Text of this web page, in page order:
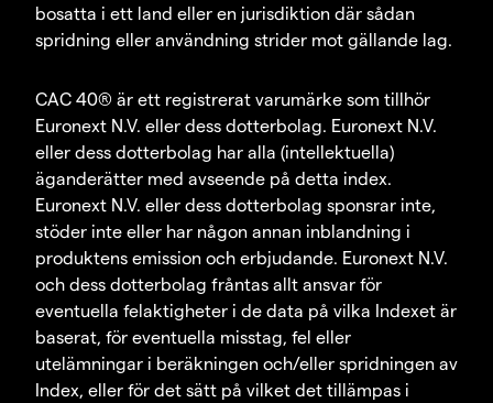
bosatta i ett land eller en jurisdiktion där sådan
spridning eller användning strider mot gällande lag.
CAC 40® är ett registrerat varumärke som tillhör
Euronext N.V. eller dess dotterbolag. Euronext N.V.
eller dess dotterbolag har alla (intellektuella)
äganderätter med avseende på detta index.
Euronext N.V. eller dess dotterbolag sponsrar inte,
stöder inte eller har någon annan inblandning i
produktens emission och erbjudande. Euronext N.V.
och dess dotterbolag fråntas allt ansvar för
eventuella felaktigheter i de data på vilka Indexet är
baserat, för eventuella misstag, fel eller
utelämningar i beräkningen och/eller spridningen av
Index, eller för det sätt på vilket det tillämpas i